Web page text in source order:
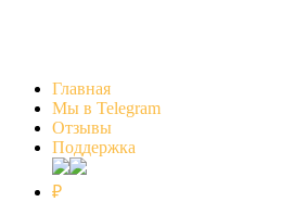
Главная
Мы в Telegram
Отзывы
Поддержка
₽